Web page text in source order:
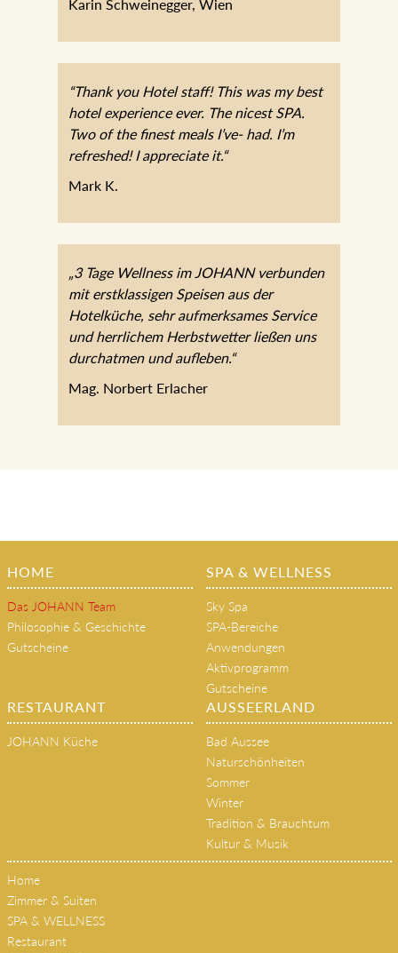
Karin Schweinegger, Wien
“Thank you Hotel staff! This was my best
hotel experience ever. The nicest SPA.
Two of the finest meals I’ve- had. I’m
refreshed! I appreciate it.“
Mark K.
„3 Tage Wellness im JOHANN verbunden
mit erstklassigen Speisen aus der
Hotelküche, sehr aufmerksames Service
und herrlichem Herbstwetter ließen uns
durchatmen und aufleben.“
Mag. Norbert Erlacher
HOME
Das JOHANN Team
Philosophie & Geschichte
Gutscheine
SPA & WELLNESS
Sky Spa
SPA-Bereiche
Anwendungen
Aktivprogramm
Gutscheine
RESTAURANT
JOHANN Küche
AUSSEERLAND
Bad Aussee
Naturschönheiten
Sommer
Winter
Tradition & Brauchtum
Kultur & Musik
Home
Zimmer & Suiten
SPA & WELLNESS
Restaurant